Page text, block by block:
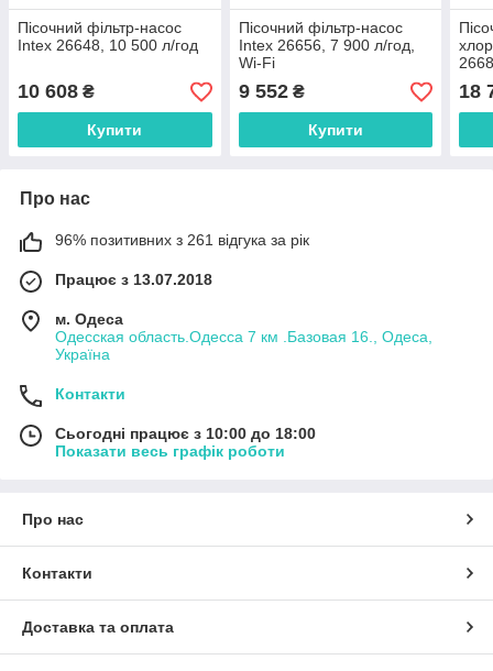
Пісочний фільтр-насос
Intex 26648, 10 500 л/год
10 608 ₴
Купити
Пісочний фільтр-насос
Intex 26656, 7 900 л/год,
Wi-Fi
9 552₴
Купити
18
Про нас
96% позитивних з 261 відгука за рік
Працює з 13.07.2018
м. Одеса
Одесская область.Одесса 7 км .Базовая 16., Одеса,
Україна
Контакти
Сьогодні працює з 10:00 до 18:00
Показати весь графік роботи
Про нас
Контакти
Доставка та оплата